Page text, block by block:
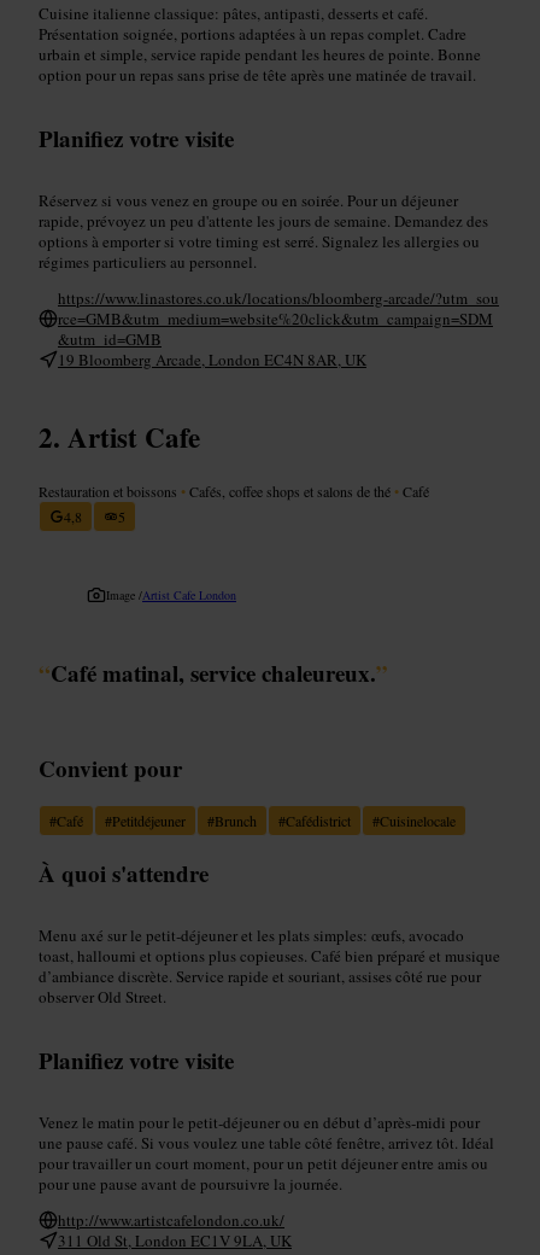
Cuisine italienne classique: pâtes, antipasti, desserts et café.
Présentation soignée, portions adaptées à un repas complet. Cadre
urbain et simple, service rapide pendant les heures de pointe. Bonne
option pour un repas sans prise de tête après une matinée de travail.
Planifiez votre visite
Réservez si vous venez en groupe ou en soirée. Pour un déjeuner
rapide, prévoyez un peu d'attente les jours de semaine. Demandez des
options à emporter si votre timing est serré. Signalez les allergies ou
régimes particuliers au personnel.
https://www.linastores.co.uk/locations/bloomberg-arcade/?utm_sou
rce=GMB&utm_medium=website%20click&utm_campaign=SDM
&utm_id=GMB
19 Bloomberg Arcade, London EC4N 8AR, UK
Artist Cafe
Restauration et boissons •Cafés, coffee shops et salons de thé •Café
4,8
5
Image /Artist Cafe London
“Café matinal, service chaleureux.”
Convient pour
#Café #Petitdéjeuner #Brunch #Cafédistrict #Cuisinelocale
À quoi s'attendre
Menu axé sur le petit‑déjeuner et les plats simples: œufs, avocado
toast, halloumi et options plus copieuses. Café bien préparé et musique
d’ambiance discrète. Service rapide et souriant, assises côté rue pour
observer Old Street.
Planifiez votre visite
Venez le matin pour le petit‑déjeuner ou en début d’après‑midi pour
une pause café. Si vous voulez une table côté fenêtre, arrivez tôt. Idéal
pour travailler un court moment, pour un petit déjeuner entre amis ou
pour une pause avant de poursuivre la journée.
http://www.artistcafelondon.co.uk/
311 Old St, London EC1V 9LA, UK